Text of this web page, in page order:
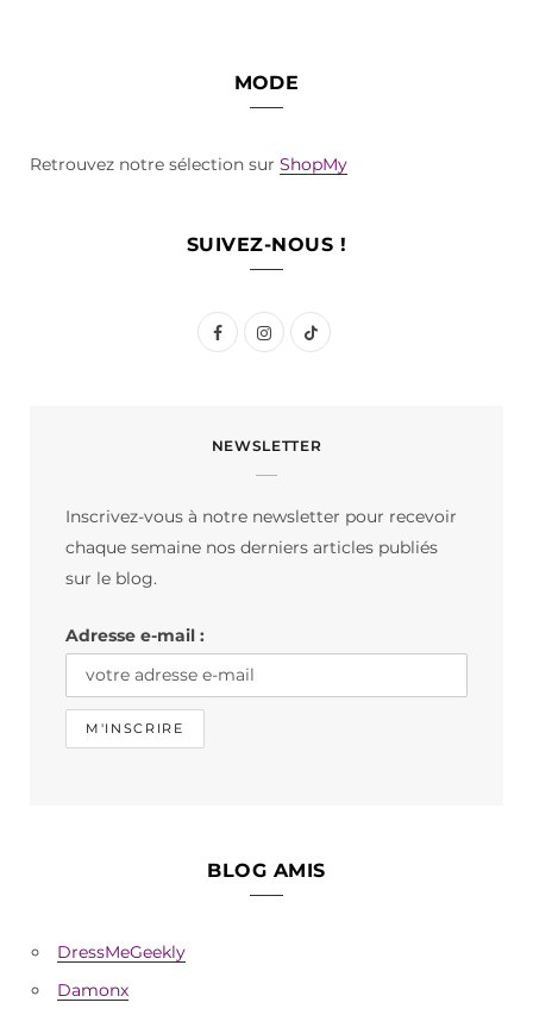
MODE
Retrouvez notre sélection sur ShopMy
SUIVEZ-NOUS !
F
e
I
t
m
T
T
NEWSLETTER
Inscrivez-vous à notre newsletter pour recevoir
chaque semaine nos derniers articles publiés
sur le blog.
Adresse e-mail :
BLOG AMIS
DressMeGeekly
Damonx